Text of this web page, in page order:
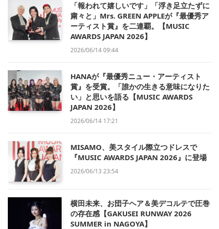
「報われて嬉しいです」「浮き足立たずに
粛々と」Mrs. GREEN APPLEが『最優秀ア
ーティスト賞』を二連覇。【MUSIC
AWARDS JAPAN 2026】
2026/06/14 09:44
HANAが『最優秀ニュー・アーティスト
賞』を受賞。「誰かの生きる意味になりた
い」と思いを語る【MUSIC AWARDS
JAPAN 2026】
2026/06/14 17:21
MISAMO、美スタイル際立つドレスで
『MUSIC AWARDS JAPAN 2026』に登場
2026/06/13 23:54
横田未来、お団子ヘア＆美デコルテで圧巻
の存在感【GAKUSEI RUNWAY 2026
SUMMER in NAGOYA】